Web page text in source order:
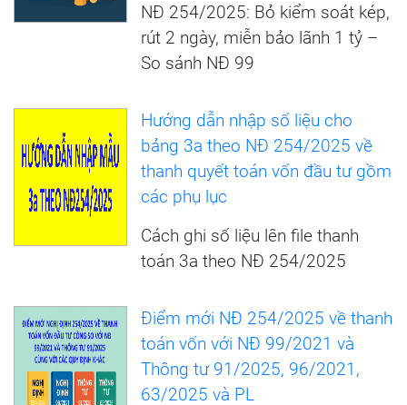
NĐ 254/2025: Bỏ kiểm soát kép,
rút 2 ngày, miễn bảo lãnh 1 tỷ –
So sánh NĐ 99
Hướng dẫn nhập số liệu cho
bảng 3a theo NĐ 254/2025 về
thanh quyết toán vốn đầu tư gồm
các phụ lục
Cách ghi số liệu lên file thanh
toán 3a theo NĐ 254/2025
Điểm mới NĐ 254/2025 về thanh
toán vốn với NĐ 99/2021 và
Thông tư 91/2025, 96/2021,
63/2025 và PL